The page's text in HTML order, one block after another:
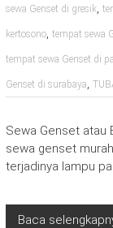
sewa Genset di gresik,
kertosono, tempat sewa
tempat sewa Genset di
Genset di surabaya,
Sewa Genset atau
sewa genset
terjadinya lampu
Baca